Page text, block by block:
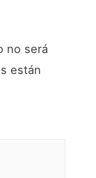
no será
están